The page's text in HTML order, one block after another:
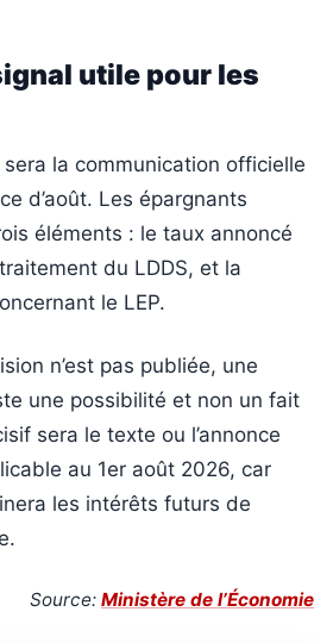
utile pour les
la communication officielle
d’août. Les épargnants
éléments : le taux annoncé
du LDDS, et la
le LEP.
n’est pas publiée, une
une possibilité et non un fait
sera le texte ou l’annonce
au 1er août 2026, car
les intérêts futurs de
Source: Ministère de l’Économie